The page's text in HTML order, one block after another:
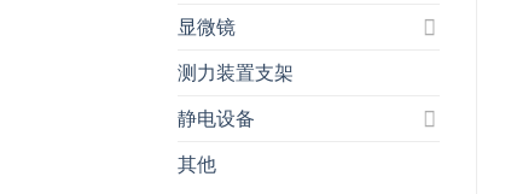
显微镜
测力装置支架
静电设备
其他